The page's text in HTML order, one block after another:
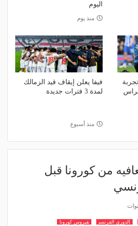
اليوم
منذ يوم
فيفا يعلن إيقاف قيد الزمالك
لمدة 3 فترات جديدة
منذ أسبوع
من كورونا قبل
الدوري الفرنسي فيروس كورونا